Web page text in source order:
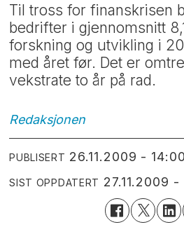
Til tross for finanskrisen
bedrifter i gjennomsnitt
forskning og utvikling i
med året før. Det er
vekstrate to år på rad.
Redaksjonen
PUBLISERT 26.11.2009 - 14:00
SIST OPPDATERT 27.11.2009